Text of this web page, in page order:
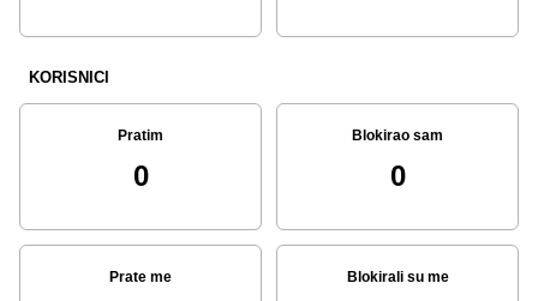
KORISNICI
Pratim
0
Blokirao sam
0
Prate me Blokirali su me